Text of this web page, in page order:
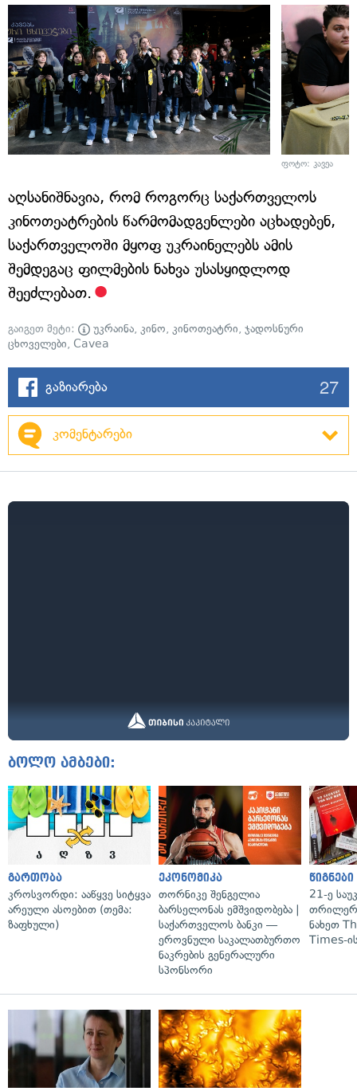
ფოტო: კავეა
აღსანიშნავია, რომ როგორც საქართველოს
კინოთეატრების წარმომადგენლები აცხადებენ,
საქართველოში მყოფ უკრაინელებს ამის
შემდეგაც ფილმების ნახვა უსასყიდლოდ
შეეძლებათ.
გაიგეთ მეტი: უკრაინა, კინო, კინოთეატრი, ჯადოსნური
ცხოველები, Cavea
გაზიარება 27
კომენტარები
ბოლო ამბები:
გართობა
კროსვორდი: ააწყვე სიტყვა
არეული ასოებით (თემა:
ზაფხული)
ეკონომიკა
თორნიკე შენგელია
ბარსელონას ემშვიდობება |
საქართველოს ბანკი —
ეროვნული საკალათბურთო
ნაკრების გენერალური
სპონსორი
წიგნები
21-ე
ნახეთ
Times-